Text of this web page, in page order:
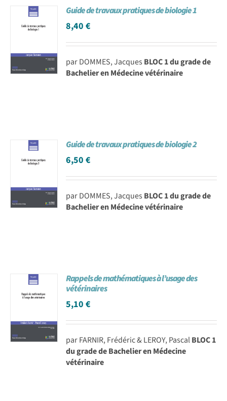
Achat en ligne
Panier WooCommerce
Guide de travaux pratiques de biologie 1
8,40€
par DOMMES, Jacques BLOC 1 du grade de
Bachelier en Médecine vétérinaire
Guide de travaux pratiques de biologie 2
6,50€
par DOMMES, Jacques BLOC 1 du grade de
Bachelier en Médecine vétérinaire
Rappels de mathématiques à l’usage des
vétérinaires
5,10€
par FARNIR, Frédéric & LEROY, PascalBLOC 1
du grade de Bachelier en Médecine
vétérinaire